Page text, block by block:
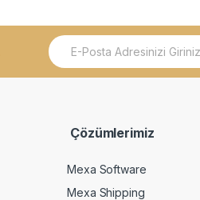
E
m
Çözümlerimiz
Mexa Software
Mexa Shipping